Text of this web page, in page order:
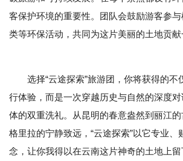
客保护环境的重要性。团队会鼓励游客参
类等环保活动，共同为这片美丽的土地贡献
选择“云途探索”旅游团，你将获得的不
行体验，而是一次穿越历史与自然的深度
体的双重洗礼。从昆明的春意盎然到丽江
格里拉的宁静致远，“云途探索”以它专业、
念，让你我得以在云南这片神奇的土地上